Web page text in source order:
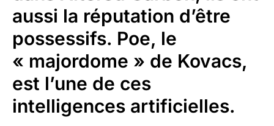
aussi la réputation d’être
possessifs. Poe, le
« majordome » de Kovacs,
est l’une de ces
intelligences artificielles.